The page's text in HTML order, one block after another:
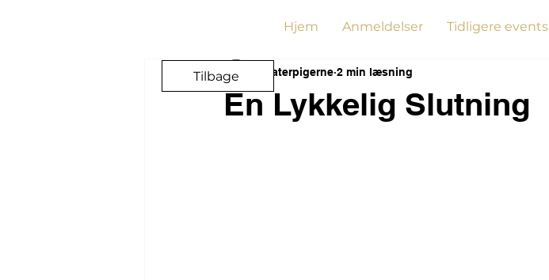
Hjem Anmeldelser Tidligere events
En Lykkelig Slutning
Teaterpigerne 2 min læsning
Tilbage